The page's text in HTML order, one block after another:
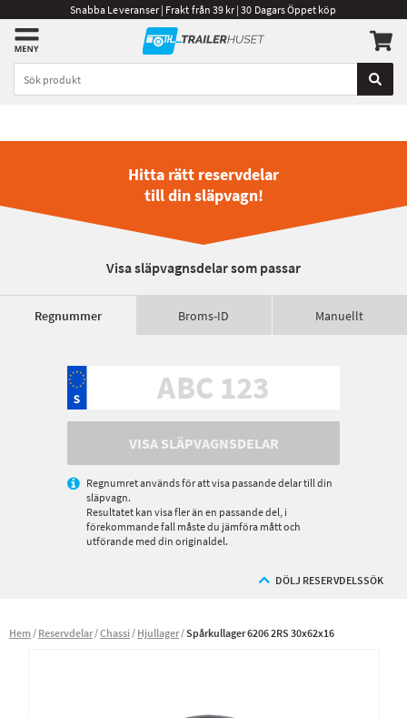
Snabba Leveranser | Frakt från 39 kr | 30 Dagars Öppet köp
Hitta rätt reservdelar
till din släpvagn!
Visa släpvagnsdelar som passar
Regnummer Broms-ID Manuellt
VISA SLÄPVAGNSDELAR
Regnumret används för att visa passande delar till din
släpvagn.
Resultatet kan visa fler än en passande del, i
förekommande fall måste du jämföra mått och
utförande med din originaldel.
DÖLJ RESERVDELSSÖK
Hem Reservdelar Chassi Hjullager Spårkullager 6206 2RS 30x62x16